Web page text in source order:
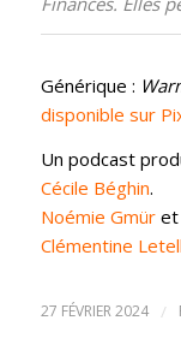
Générique :
disponible sur
Un podcast
Cécile Béghin.
Noémie Gmüret
Clémentine
27 FÉVRIER 2024 /